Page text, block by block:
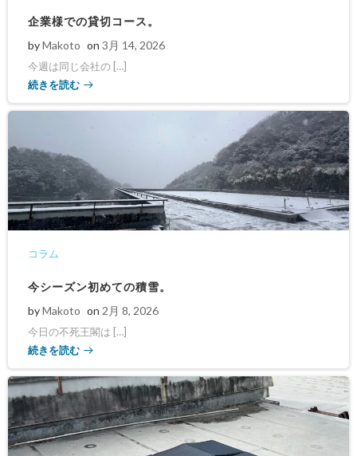
企業様での貸切コース。
byMakoto on 3月 14, 2026
今週は同じ会社の […]
続きを読む
コラム
今シーズン初めての積雪。
byMakoto on 2月 8, 2026
今日の不死王閣は […]
続きを読む